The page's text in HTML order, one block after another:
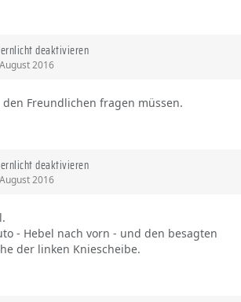
deaktivieren
2016
Freundlichen fragen müssen.
deaktivieren
2016
- Hebel nach vorn - und den besagten
der linken Kniescheibe.